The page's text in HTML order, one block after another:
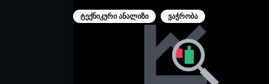
ტექნიკური ანალიზი ვაჭრობა